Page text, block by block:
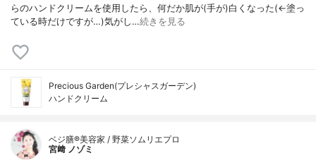
らのハンドクリームを使用したら、何だか肌が(手が)白くなった(←塗っ
ている時だけですが…)気がし…続きを見る
Precious Garden(プレシャスガーデン)
ハンドクリーム
ベジ膳®美容家 / 野菜ソムリエプロ
宮﨑 ノゾミ